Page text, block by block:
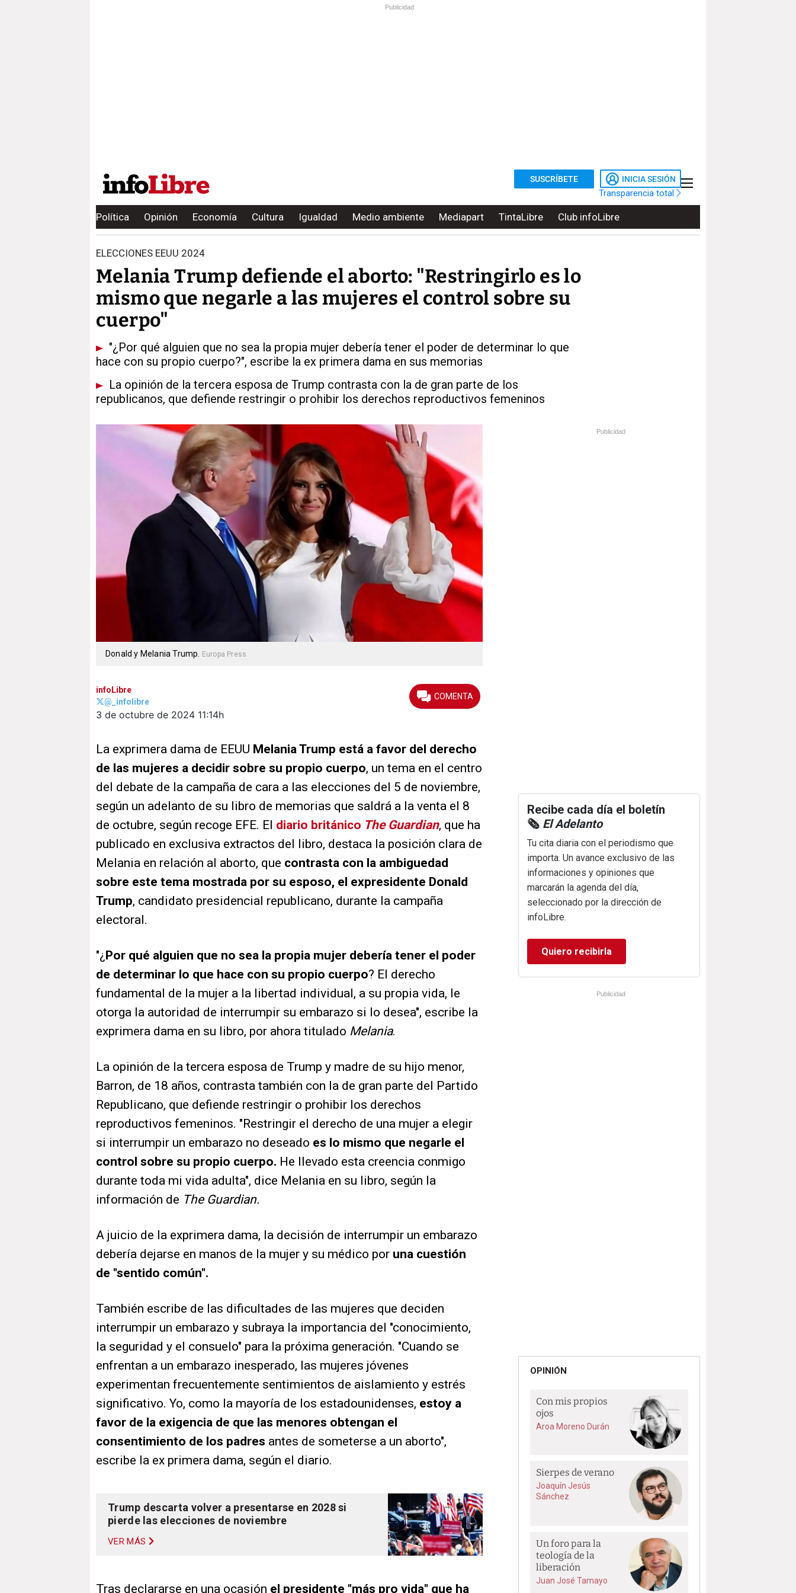
Publicidad
SUSCRÍBETE INICIA SESIÓN
Transparencia total
Política Opinión Economía Cultura Igualdad Medio ambiente Mediapart TintaLibre Club infoLibre
ELECCIONES EEUU 2024
Melania Trump defiende el aborto: "Restringirlo es lo
mismo que negarle a las mujeres el control sobre su
cuerpo"
"¿Por qué alguien que no sea la propia mujer debería tener el poder de determinar lo que
hace con su propio cuerpo?", escribe la ex primera dama en sus memorias
La opinión de la tercera esposa de Trump contrasta con la de gran parte de los
republicanos, que defiende restringir o prohibir los derechos reproductivos femeninos
Donald y Melania Trump. Europa Press
infoLibre
@_infolibre
3 de octubre de 2024 11:14h
La exprimera dama de EEUU Melania Trump está a favor del derecho
de las mujeres a decidir sobre su propio cuerpo, un tema en el centro
del debate de la campaña de cara a las elecciones del 5 de noviembre,
según un adelanto de su libro de memorias que saldrá a la venta el 8
de octubre, según recoge EFE. El diario británico The Guardian, que ha
publicado en exclusiva extractos del libro, destaca la posición clara de
Melania en relación al aborto, que contrasta con la ambiguedad
sobre este tema mostrada por su esposo, el expresidente Donald
Trump, candidato presidencial republicano, durante la campaña
electoral.
"¿ Por qué alguien que no sea la propia mujer debería tener el poder
de determinar lo que hace con su propio cuerpo? El derecho
fundamental de la mujer a la libertad individual, a su propia vida, le
otorga la autoridad de interrumpir su embarazo si lo desea", escribe la
exprimera dama en su libro, por ahora titulado Melania.
La opinión de la tercera esposa de Trump y madre de su hijo menor,
Barron, de 18 años, contrasta también con la de gran parte del Partido
Republicano, que defiende restringir o prohibir los derechos
reproductivos femeninos. "Restringir el derecho de una mujer a elegir
si interrumpir un embarazo no deseado es lo mismo que negarle el
control sobre su propio cuerpo. He llevado esta creencia conmigo
durante toda mi vida adulta", dice Melania en su libro, según la
información de The Guardian.
A juicio de la exprimera dama, la decisión de interrumpir un embarazo
debería dejarse en manos de la mujer y su médico por una cuestión
de "sentido común".
También escribe de las dificultades de las mujeres que deciden
interrumpir un embarazo y subraya la importancia del "conocimiento,
la seguridad y el consuelo" para la próxima generación. "Cuando se
enfrentan a un embarazo inesperado, las mujeres jóvenes
experimentan frecuentemente sentimientos de aislamiento y estrés
significativo. Yo, como la mayoría de los estadounidenses, estoy a
favor de la exigencia de que las menores obtengan el
consentimiento de los padres antes de someterse a un aborto",
escribe la ex primera dama, según el diario.
Trump descarta volver a presentarse en 2028 si
pierde las elecciones de noviembre
VER MÁS
Tras declararse en una ocasión el presidente "más pro vida" que ha
Publicidad
Recibe cada día el boletín
🗞️ El Adelanto
Tu cita diaria con el periodismo que
importa. Un avance exclusivo de las
informaciones y opiniones que
marcarán la agenda del día,
seleccionado por la dirección de
infoLibre.
Quiero recibirla
Publicidad
OPINIÓN
Con mis propios
ojos
Aroa Moreno Durán
Sierpes de verano
Joaquín Jesús
Sánchez
Un foro para la
teología de la
liberación
Juan José Tamayo